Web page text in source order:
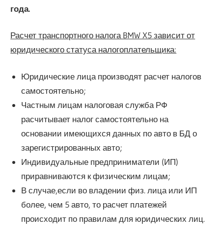
года.
Расчет транспортного налога BMW X5 зависит от
юридического статуса налогоплательщика:
Юридические лица производят расчет налогов
самостоятельно;
Частным лицам налоговая служба РФ
расчитывает налог самостоятельно на
основании имеющихся данных по авто в БД о
зарегистрированных авто;
Индивидуальные предприниматели (ИП)
приравниваются к физическим лицам;
В случае,если во владении физ. лица или ИП
более, чем 5 авто, то расчет платежей
происходит по правилам для юридических лиц.